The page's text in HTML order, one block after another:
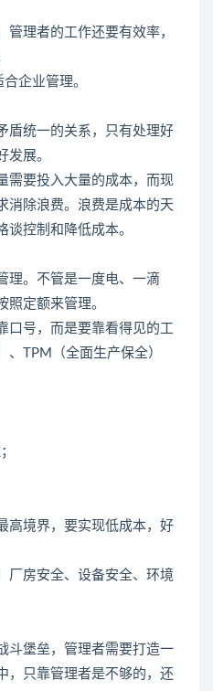
管理者的工作还要有效率，
企业管理。
盾统一的关系，只有处理好
发展。
需要投入大量的成本，而现
消除浪费。浪费是成本的天
谈控制和降低成本。
理。不管是一度电、一滴
照定额来管理。
口号，而是要靠看得见的工
、TPM（全面生产保全）
高境界，要实现低成本，好
厂房安全、设备安全、环境
斗堡垒，管理者需要打造一
，只靠管理者是不够的，还